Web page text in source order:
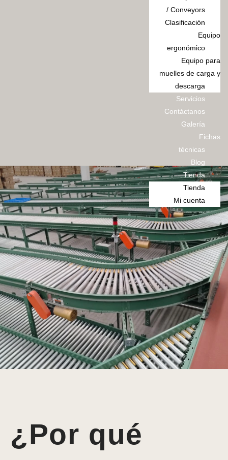
/ Conveyors
Clasificación
Equipo
ergonómico
Equipo para
muelles de carga y
descarga
Servicios
Contáctanos
Galería
Fichas
técnicas
Blog
Tienda
Tienda
Mi cuenta
¿Por qué